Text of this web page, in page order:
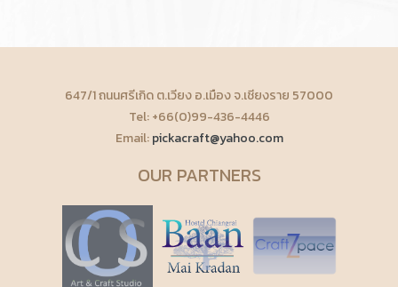
647/1 ถนนศรีเกิด ต.เวียง อ.เมือง จ.เชียงราย 57000
Tel: +66(0)99-436-4446
Email:pickacraft@yahoo.com
OUR PARTNERS